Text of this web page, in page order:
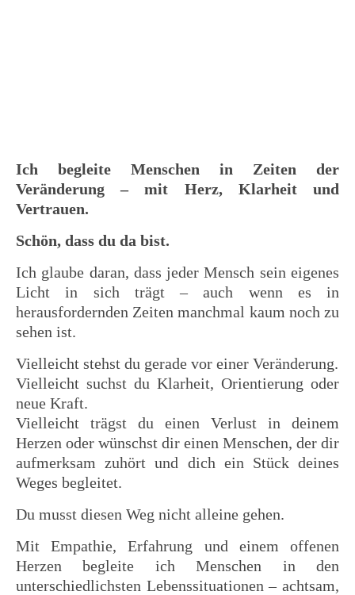
Ich begleite Menschen in Zeiten der
Veränderung – mit Herz, Klarheit und
Vertrauen.
Schön, dass du da bist.
Ich glaube daran, dass jeder Mensch sein eigenes
Licht in sich trägt – auch wenn es in
herausfordernden Zeiten manchmal kaum noch zu
sehen ist.
Vielleicht stehst du gerade vor einer Veränderung.
Vielleicht suchst du Klarheit, Orientierung oder
neue Kraft.
Vielleicht trägst du einen Verlust in deinem
Herzen oder wünschst dir einen Menschen, der dir
aufmerksam zuhört und dich ein Stück deines
Weges begleitet.
Du musst diesen Weg nicht alleine gehen.
Mit Empathie, Erfahrung und einem offenen
Herzen begleite ich Menschen in den
unterschiedlichsten Lebenssituationen – achtsam,